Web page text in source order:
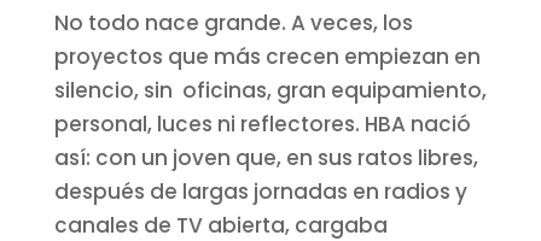
No todo nace grande. A veces, los
proyectos que más crecen empiezan en
silencio, sin oficinas, gran equipamiento,
personal, luces ni reflectores. HBA nació
así: con un joven que, en sus ratos libres,
después de largas jornadas en radios y
canales de TV abierta, cargaba